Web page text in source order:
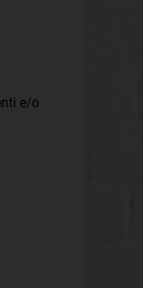
e/o